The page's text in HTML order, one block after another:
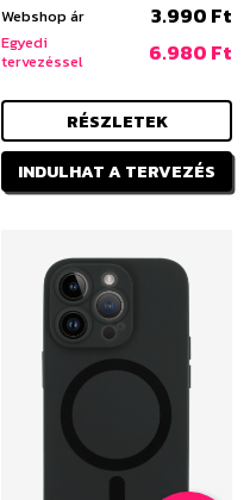
Webshop ár 3.990 Ft
Egyedi
tervezéssel
6.980 Ft
RÉSZLETEK
INDULHAT A TERVEZÉS